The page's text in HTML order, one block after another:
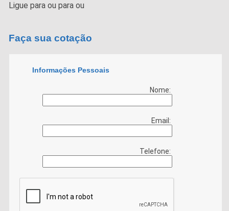
Ligue paraou paraou
Faça sua cotação
Informações Pessoais
Nome:
Email:
Telefone: